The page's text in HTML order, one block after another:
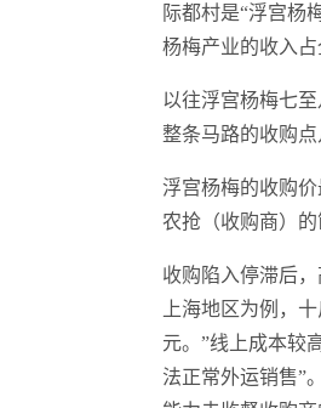
际都村是“浮宫杨
杨梅产业的收入占
以往浮宫杨梅七
整条马路的收购
浮宫杨梅的收购
农抢（收购商）
收购陷入停滞后
上海地区为例，
元。”线上成本较
法正常外运销售”